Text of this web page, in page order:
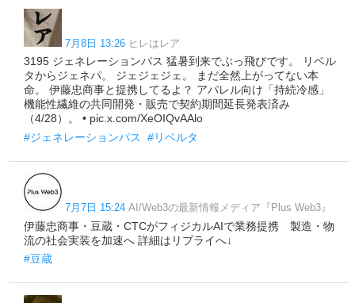
7月8日 13:26 ヒレはレア
3195 ジェネレーションパス 猛暑到来でぶっ飛びです。 リベル
タからジェネパ。 ジェジェジェ。 まだ全然上がってない本
命。 伊藤忠商事と提携してるよ？ アパレル向け「持続冷感」
機能性繊維の共同開発・販売で契約期間延長発表済み
（4/28）。 • pic.x.com/XeOIQvAAlo
#ジェネレーションパス
#リベルタ
7月7日 15:24 AI/Web3の最新情報メディア『Plus Web3』
伊藤忠商事・豆蔵・CTCがフィジカルAIで業務提携 製造・物
流の社会実装を加速へ 詳細はリプライへ↓
#豆蔵